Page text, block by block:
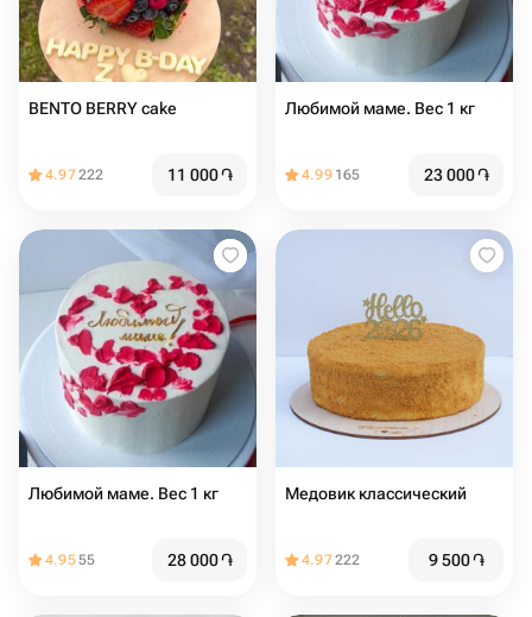
BENTO BERRY cake
4.97222 11 000֏
Любимой маме. Вес 1 кг
4.99 165 23 000֏
Любимой маме. Вес 1 кг
4.9555 28 000֏
Медовик классический
4.97222 9 500֏